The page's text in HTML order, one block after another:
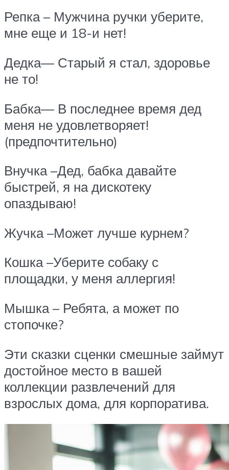
Репка – Мужчина ручки уберите,
мне еще и 18-и нет!
Дедка— Старый я стал, здоровье
не то!
Бабка— В последнее время дед
меня не удовлетворяет!
(предпочтительно)
Внучка –Дед, бабка давайте
быстрей, я на дискотеку
опаздываю!
Жучка –Может лучше курнем?
Кошка –Уберите собаку с
площадки, у меня аллергия!
Мышка – Ребята, а может по
стопочке?
Эти сказки сценки смешные займут
достойное место в вашей
коллекции развлечений для
взрослых дома, для корпоратива.